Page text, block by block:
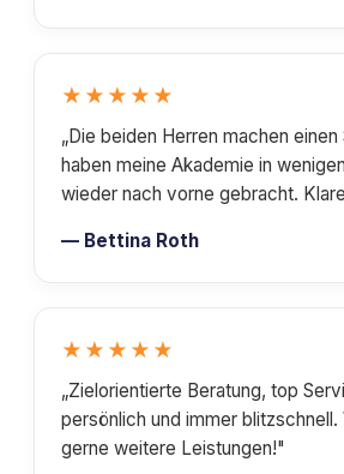
★★★★★
„Die beiden Herren machen einen
haben meine Akademie in
wieder nach vorne gebracht.
— Bettina Roth
★★★★★
„Zielorientierte Beratung, top
persönlich und immer blitzschnell.
gerne weitere Leistungen!"